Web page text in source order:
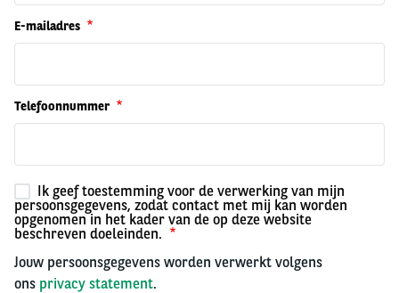
E-mailadres
Telefoonnummer
Ik geef toestemming voor de verwerking van mijn
persoonsgegevens, zodat contact met mij kan worden
opgenomen in het kader van de op deze website
beschreven doeleinden.
Jouw persoonsgegevens worden verwerkt volgens
ons privacy statement.